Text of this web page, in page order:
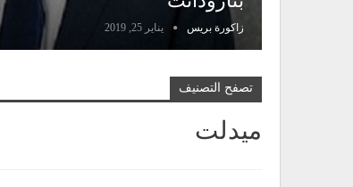
زاكورة بريس يناير 25, 2019
تصفح التصنيف
ميدلت